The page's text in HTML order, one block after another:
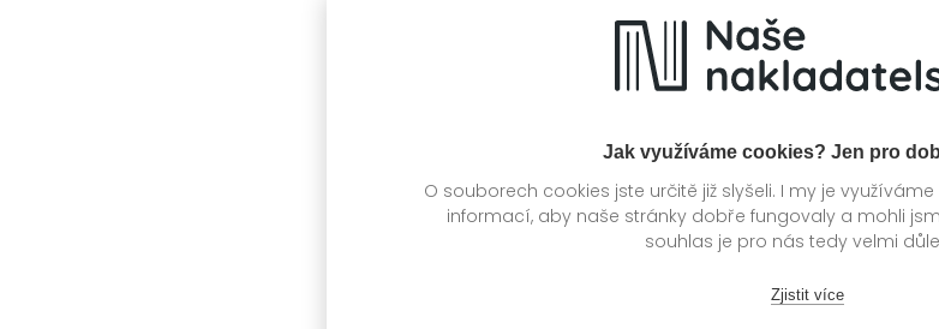
Jak využíváme cookies? Jen pro
O souborech cookies jste určitě již slyšeli. I my je
informací, aby naše stránky dobře fungovaly a mohli
souhlas je pro nás tedy velmi
Zjistit více
Dívka ve věži